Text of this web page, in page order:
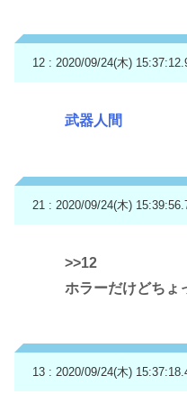
12 : 2020/09/24(木)
武器人間
21 : 2020/09/24(木)
>>12
ホラーだけどちょ
13 : 2020/09/24(木)